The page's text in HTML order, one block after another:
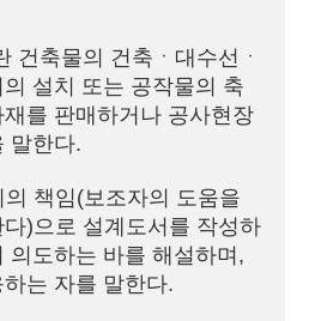
건축물의 건축ㆍ대수선ㆍ
설치 또는 공작물의 축
를 판매하거나 공사현장
말한다.
의 책임(보조자의 도움을
)으로 설계도서를 작성하
의도하는 바를 해설하며,
는 자를 말한다.